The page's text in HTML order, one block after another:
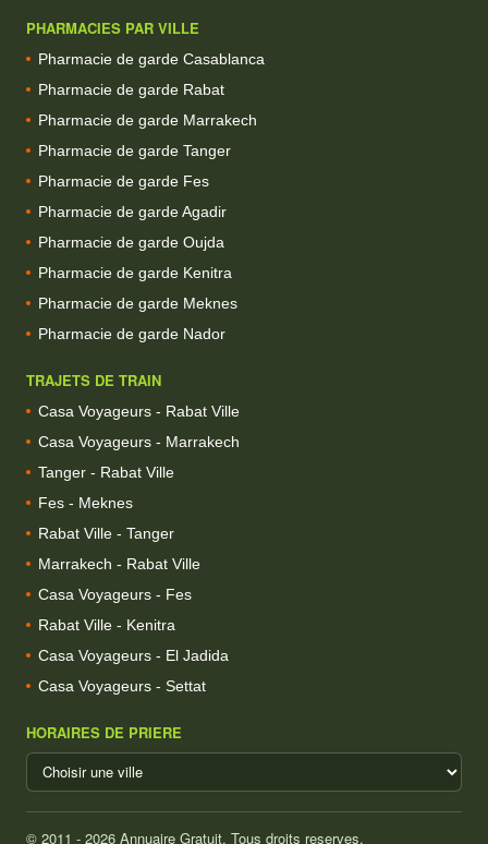
PHARMACIES PAR VILLE
Pharmacie de garde Casablanca
Pharmacie de garde Rabat
Pharmacie de garde Marrakech
Pharmacie de garde Tanger
Pharmacie de garde Fes
Pharmacie de garde Agadir
Pharmacie de garde Oujda
Pharmacie de garde Kenitra
Pharmacie de garde Meknes
Pharmacie de garde Nador
TRAJETS DE TRAIN
Casa Voyageurs - Rabat Ville
Casa Voyageurs - Marrakech
Tanger - Rabat Ville
Fes - Meknes
Rabat Ville - Tanger
Marrakech - Rabat Ville
Casa Voyageurs - Fes
Rabat Ville - Kenitra
Casa Voyageurs - El Jadida
Casa Voyageurs - Settat
HORAIRES DE PRIERE
© 2011 - 2026 Annuaire Gratuit. Tous droits reserves.